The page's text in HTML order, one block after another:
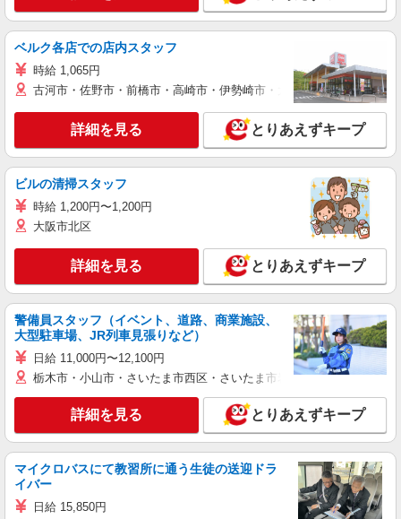
ベルク各店での店内スタッフ
時給 1,065円
古河市・佐野市・前橋市・高崎市・伊勢崎市・太田市・館林市・藤
詳細を見る とりあえずキープ
ビルの清掃スタッフ
時給 1,200円〜1,200円
大阪市北区
詳細を見る とりあえずキープ
警備員スタッフ（イベント、道路、商業施設、
大型駐車場、JR列車見張りなど）
日給 11,000円〜12,100円
栃木市・小山市・さいたま市西区・さいたま市岩槻区・久喜市・蓮田
詳細を見る とりあえずキープ
マイクロバスにて教習所に通う生徒の送迎ドラ
イバー
日給 15,850円